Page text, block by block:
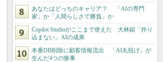
あなたはどっちのキャリア？ 「AIの専門
家」か「人間らしさで勝負」か
Copilot Studioがここまで使えた 大林組「作り
込まない」AIの成果
本番DB削除に顧客情報流出 「AI丸投げ」が
生んだ4つの惨事